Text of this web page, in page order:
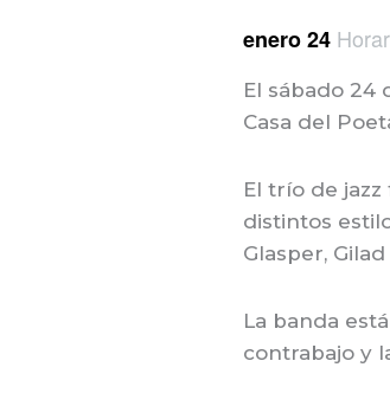
enero 24
El sábado 24
Casa del
El trío de
distintos
Glasper,
La banda
contrabajo y